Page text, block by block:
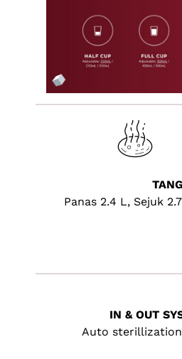
Panas 2.4 L, Sejuk
IN & OUT
Auto